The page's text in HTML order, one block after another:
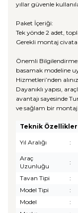
yıllar güvenle
Paket İçeriği:
Tek yönde 2 adet,
Gerekli montaj
Önemli
basamak modeline
Hizmetleri’nden
Dayanıklı yapısı,
avantajı sayesinde
ve sağlam bir
Teknik Özellikler
Yıl Aralığı :
Araç
Uzunluğu
:
Tavan Tipi :
Model Tipi
:
Model
: